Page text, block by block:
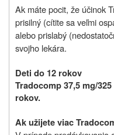
Ak máte pocit, že účinok
prisilný (cítite sa veľmi
alebo prislabý
svojho lekára.
Deti do 12 rokov
Tradocomp 37,5 mg/
rokov.
Ak užijete viac